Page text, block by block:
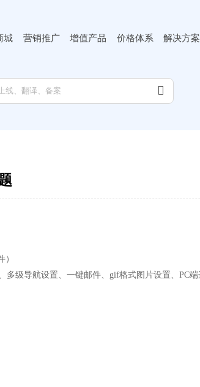
城 营销推广 增值产品 价格体系 解决方案

多级导航设置、一键邮件、gif格式图片设置、PC